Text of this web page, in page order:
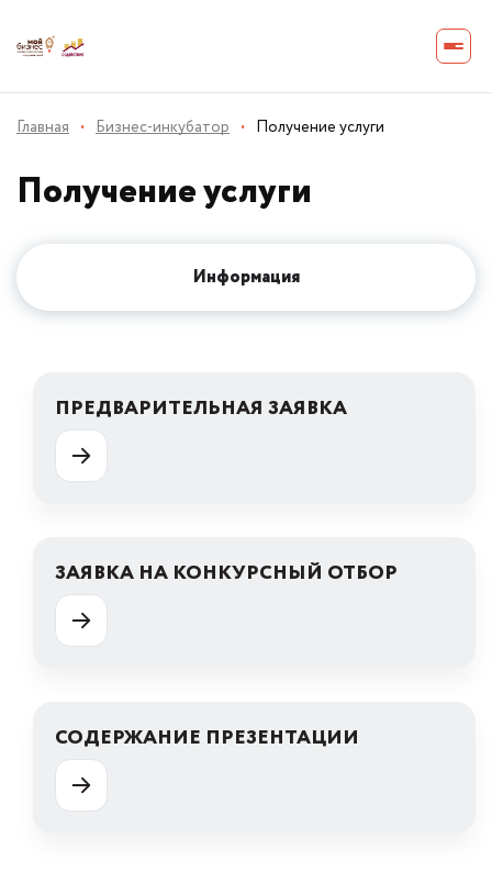
Главная · Бизнес-инкубатор · Получение услуги
Получение услуги
Информация
ПРЕДВАРИТЕЛЬНАЯ ЗАЯВКА
ЗАЯВКА НА КОНКУРСНЫЙ ОТБОР
СОДЕРЖАНИЕ ПРЕЗЕНТАЦИИ